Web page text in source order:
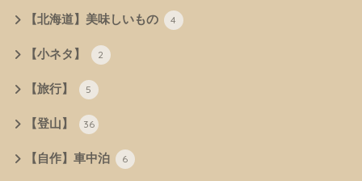
【北海道】美味しいもの 4
【小ネタ】 2
【旅行】 5
【登山】 36
【自作】車中泊 6